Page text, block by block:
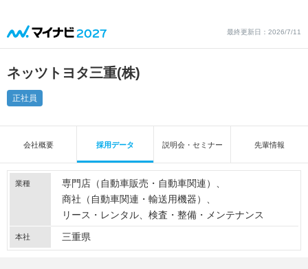
最終更新日：2026/7/11
ネッツトヨタ三重(株)
正社員
会社概要 採用データ 説明会・セミナー 先輩情報
業種
専門店（自動車販売・自動車関連）
商社（自動車関連・輸送用機器）
リース・レンタル
検査・整備・メンテナンス
本社 三重県